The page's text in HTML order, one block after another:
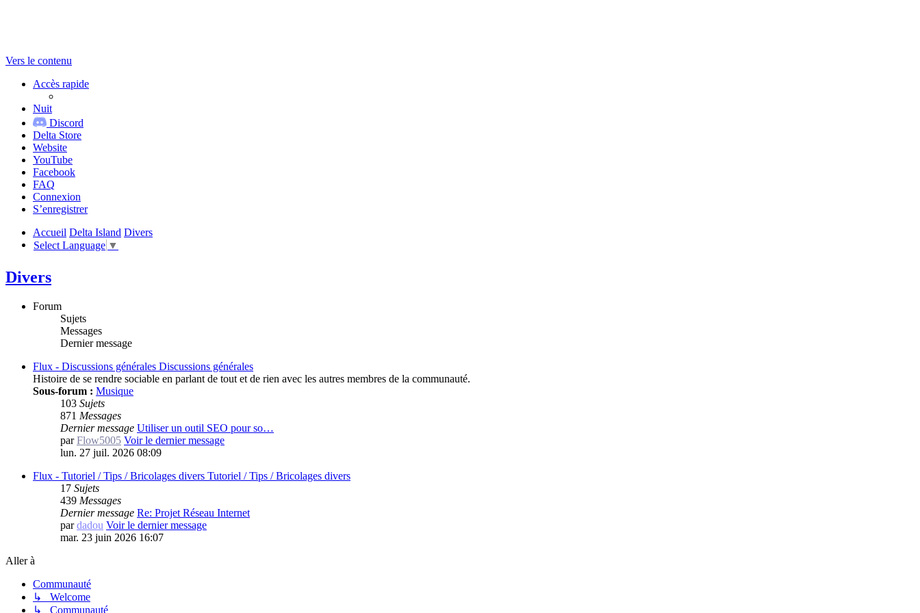
Vers le contenu
Accès rapide
Nuit
Discord
Delta Store
Website
YouTube
Facebook
FAQ
Connexion
S’enregistrer
Accueil Delta Island Divers
Select Language ▼
Divers
Forum
Sujets
Messages
Dernier message
Flux - Discussions générales Discussions générales
Histoire de se rendre sociable en parlant de tout et de rien avec les autres membres de la communauté.
Sous-forum : Musique
103 Sujets
871 Messages
Dernier message Utiliser un outil SEO pour so…
parFlow5005 Voir le dernier message
lun. 27 juil. 2026 08:09
Flux - Tutoriel / Tips / Bricolages divers Tutoriel / Tips / Bricolages divers
17 Sujets
439 Messages
Dernier message Re: Projet Réseau Internet
pardadou Voir le dernier message
mar. 23 juin 2026 16:07
Aller à
Communauté
↳ Welcome
↳ Communauté